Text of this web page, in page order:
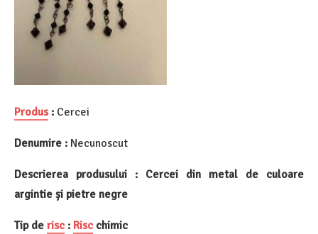
Produs: Cercei
Denumire : Necunoscut
Descrierea produsului : Cercei din metal de culoare
argintie și pietre negre
Tip de risc : Risc chimic